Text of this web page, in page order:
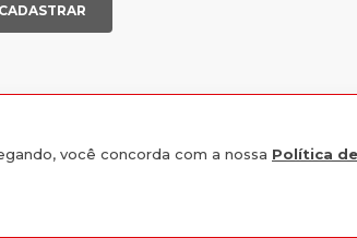
você concorda com a nossa Política
CADASTRAR